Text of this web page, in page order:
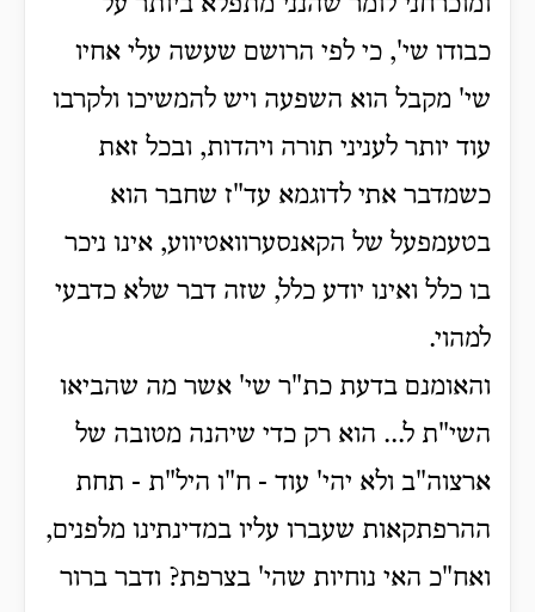
כבודו שי', כי לפי הרושם שעשה עלי אחיו
שי' מקבל הוא השפעה ויש להמשיכו ולקרבו
עוד יותר לעניני תורה ויהדות, ובכל זאת
כשמדבר אתי לדוגמא עד"ז שחבר הוא
בטעמפעל של הקאנסערוואטיווע, אינו ניכר
בו כלל ואינו יודע כלל, שזה דבר שלא כדבעי
למהוי.
והאומנם בדעת כת"ר שי' אשר מה שהביאו
השי"ת ל... הוא רק כדי שיהנה מטובה של
ארצוה"ב ולא יהי' עוד - ח"ו היל"ת - תחת
ההרפתקאות שעברו עליו במדינתינו מלפנים,
ואח"כ האי נוחיות שהי' בצרפת? ודבר ברור